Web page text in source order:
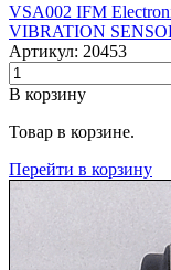
VSA002 IFM
VIBRATION
Артикул: 20453
В корзину
Товар в корзине.
Перейти в корзину